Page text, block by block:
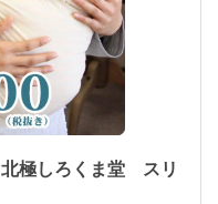
極しろくま堂 スリ